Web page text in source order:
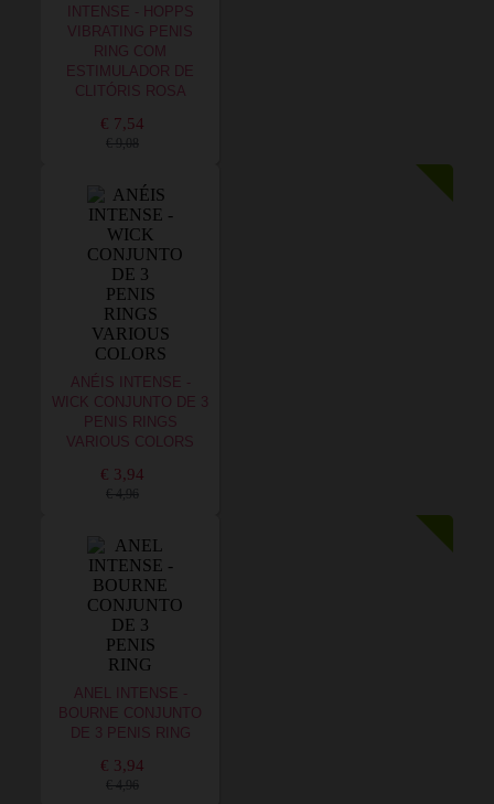
INTENSE - HOPPS
VIBRATING PENIS
RING COM
ESTIMULADOR DE
CLITÓRIS ROSA
€ 7,54
€ 9,08
ANÉIS INTENSE -
WICK CONJUNTO DE 3
PENIS RINGS
VARIOUS COLORS
€ 3,94
€ 4,96
ANEL INTENSE -
BOURNE CONJUNTO
DE 3 PENIS RING
€ 3,94
€ 4,96